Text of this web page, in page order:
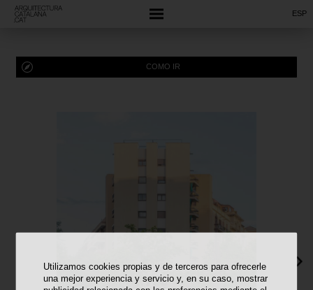
Utilizamos cookies propias y de terceros para ofrecerle
una mejor experiencia y servicio y, en su caso, mostrar
ESP
COMO IR